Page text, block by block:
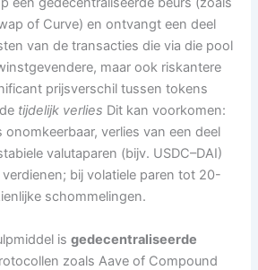
of Curve) en ontvangt een deel
van de transacties die via die pool
maar ook riskantere
prijsverschil tussen tokens
tijdelijk verlies Dit kan voorkomen:
onomkeerbaar, verlies van een deel
valutaparen (bijv. USDC–DAI)
bij volatiele paren tot 20-
schommelingen.
isgedecentraliseerde
zoals Aave of Compound